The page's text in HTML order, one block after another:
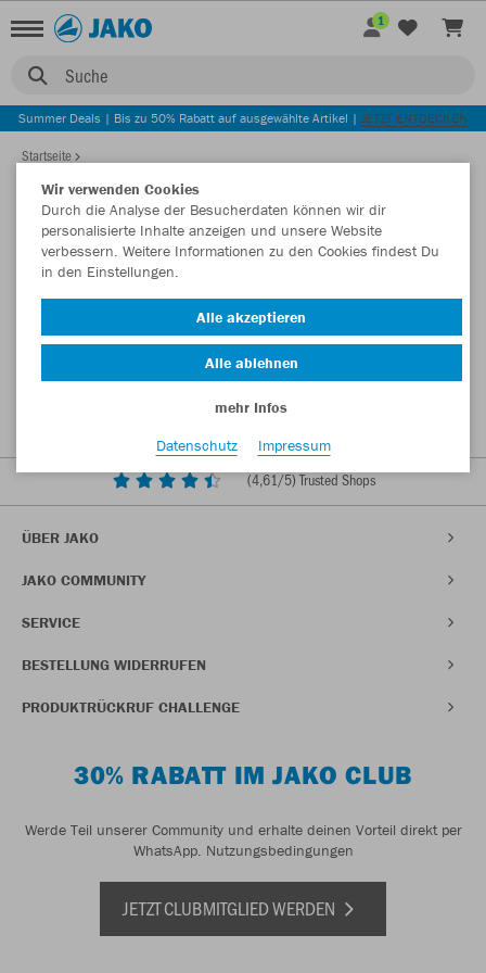
Suche
1
Summer Deals | Bis zu 50% Rabatt auf ausgewählte Artikel | JETZT ENTDECKEN
Startseite
(4,61/5) Trusted Shops
ÜBER JAKO
JAKO COMMUNITY
SERVICE
BESTELLUNG WIDERRUFEN
PRODUKTRÜCKRUF CHALLENGE
30% RABATT IM JAKO CLUB
Werde Teil unserer Community und erhalte deinen Vorteil direkt per
WhatsApp. Nutzungsbedingungen
JETZT CLUBMITGLIED WERDEN
Wir verwenden Cookies
Durch die Analyse der Besucherdaten können wir dir
personalisierte Inhalte anzeigen und unsere Website
verbessern. Weitere Informationen zu den Cookies findest Du
in den Einstellungen.
Alle akzeptieren
Alle ablehnen
mehr Infos
Datenschutz
Impressum